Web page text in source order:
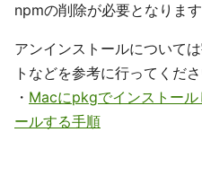
npmの削除が必要となります
アンインストールについて
トなどを参考に行ってくださ
・ Macにpkgでインストー
ールする手順